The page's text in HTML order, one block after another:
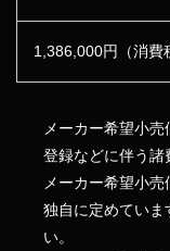
1,386,000円 （消
メーカー希望小
登録などに伴う諸
メーカー希望小
独自に定めていま
い。